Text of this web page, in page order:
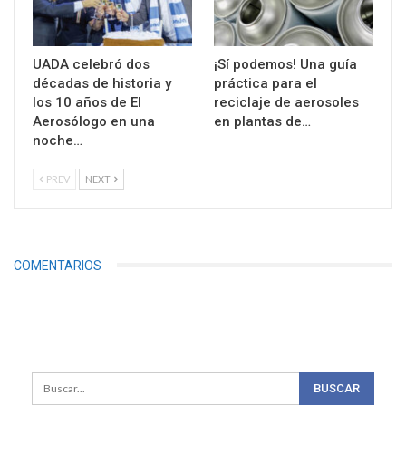
UADA celebró dos
décadas de historia y
los 10 años de El
Aerosólogo en una
noche…
¡Sí podemos! Una guía
práctica para el
reciclaje de aerosoles
en plantas de…
PREV NEXT
COMENTARIOS